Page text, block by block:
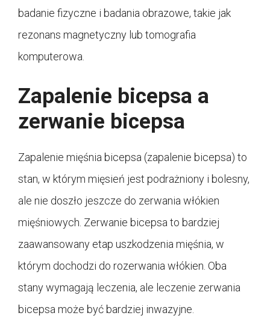
badanie fizyczne i badania obrazowe, takie jak
rezonans magnetyczny lub tomografia
komputerowa.
Zapalenie bicepsa a
zerwanie bicepsa
Zapalenie mięśnia bicepsa (zapalenie bicepsa) to
stan, w którym mięsień jest podrażniony i bolesny,
ale nie doszło jeszcze do zerwania włókien
mięśniowych. Zerwanie bicepsa to bardziej
zaawansowany etap uszkodzenia mięśnia, w
którym dochodzi do rozerwania włókien. Oba
stany wymagają leczenia, ale leczenie zerwania
bicepsa może być bardziej inwazyjne.